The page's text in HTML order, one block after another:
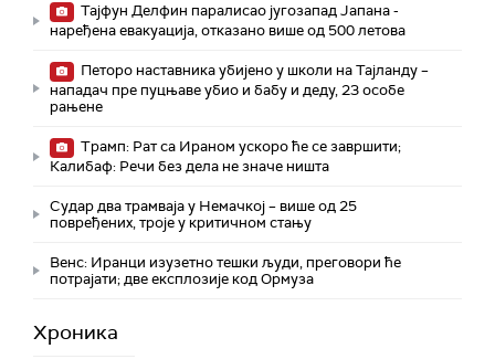
Тајфун Делфин паралисао југозапад Јапана -
наређена евакуација, отказано више од 500 летова
Петоро наставника убијено у школи на Тајланду –
нападач пре пуцњаве убио и бабу и деду, 23 особе
рањене
Трамп: Рат са Ираном ускоро ће се завршити;
Калибаф: Речи без дела не значе ништа
Судар два трамваја у Немачкој – више од 25
повређених, троје у критичном стању
Венс: Иранци изузетно тешки људи, преговори ће
потрајати; две експлозије код Ормуза
Хроника